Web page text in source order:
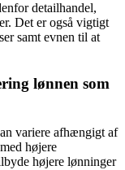
detailhandel,
Det er også vigtigt
samt evnen til at
lønnen som
variere afhængigt af
højere
højere lønninger